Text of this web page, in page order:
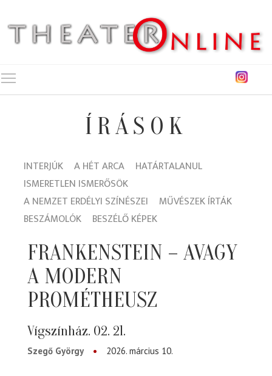
ÍRÁSOK
INTERJÚK A HÉT ARCA
HATÁRTALANUL
ISMERETLEN ISMERŐSÖK
A NEMZET ERDÉLYI SZÍNÉSZEI
MŰVÉSZEK ÍRTÁK
BESZÁMOLÓK
BESZÉLŐ KÉPEK
FRANKENSTEIN – AVAGY
A MODERN
PROMÉTHEUSZ
Vígszínház. 02. 21.
Szegő György 2026. március 10.